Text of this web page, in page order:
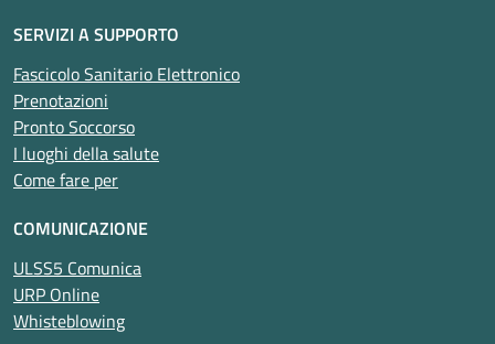
SERVIZI A SUPPORTO
Fascicolo Sanitario Elettronico
Prenotazioni
Pronto Soccorso
I luoghi della salute
Come fare per
COMUNICAZIONE
ULSS5 Comunica
URP Online
Whisteblowing